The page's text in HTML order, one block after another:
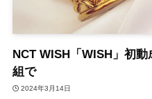
NCT WISH「WISH」初
組で
2024年3月14日